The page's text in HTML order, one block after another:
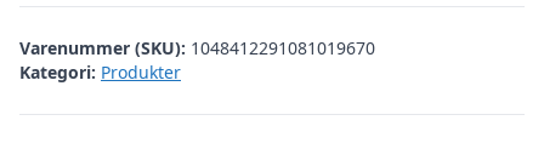
Varenummer (SKU): 1048412291081019670
Kategori: Produkter